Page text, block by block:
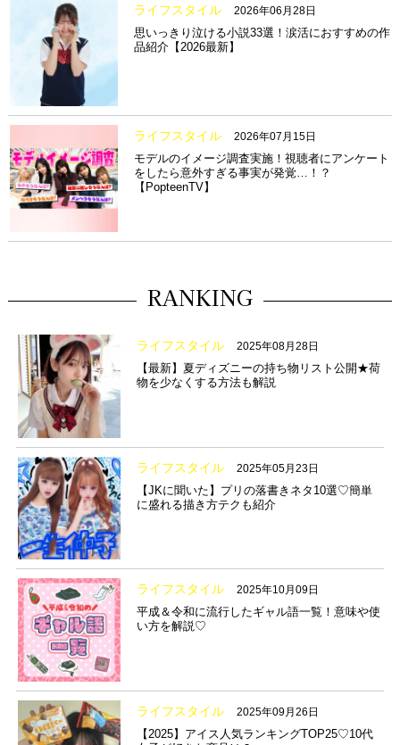
ライフスタイル 2026年06月28日
思いっきり泣ける小説33選！涙活におすすめの作
品紹介【2026最新】
ライフスタイル 2026年07月15日
モデルのイメージ調査実施！視聴者にアンケート
をしたら意外すぎる事実が発覚…！？
【PopteenTV】
RANKING
ライフスタイル 2025年08月28日
【最新】夏ディズニーの持ち物リスト公開★荷
物を少なくする方法も解説
ライフスタイル 2025年05月23日
【JKに聞いた】プリの落書きネタ10選♡簡単
に盛れる描き方テクも紹介
ライフスタイル 2025年10月09日
平成＆令和に流行したギャル語一覧！意味や使
い方を解説♡
ライフスタイル 2025年09月26日
【2025】アイス人気ランキングTOP25♡10代